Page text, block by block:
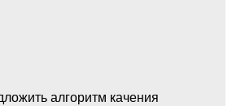
алгоритм качения